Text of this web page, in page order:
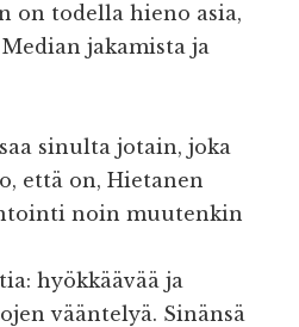
on todella hieno asia,
jakamista ja
sinulta jotain, joka
että on, Hietanen
noin muutenkin
hyökkäävää ja
vääntelyä. Sinänsä